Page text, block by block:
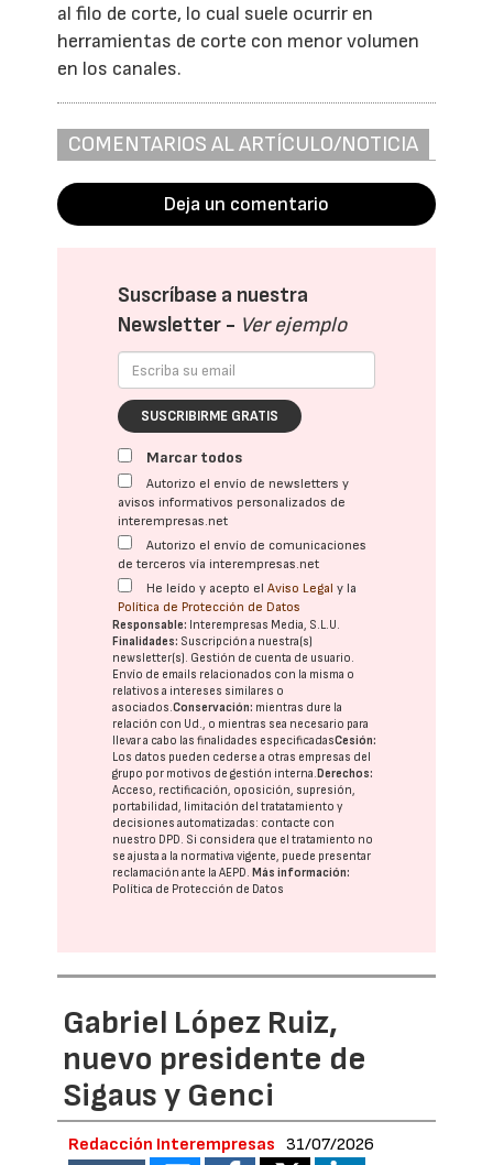
al filo de corte, lo cual suele ocurrir en
herramientas de corte con menor volumen
en los canales.
COMENTARIOS AL ARTÍCULO/NOTICIA
Deja un comentario
Suscríbase a nuestra
Newsletter - Ver ejemplo
SUSCRIBIRME GRATIS
Marcar todos
Autorizo el envío de newsletters y
avisos informativos personalizados de
interempresas.net
Autorizo el envío de comunicaciones
de terceros vía interempresas.net
He leído y acepto elAviso Legal y la
Política de Protección de Datos
Responsable: Interempresas Media, S.L.U.
Finalidades: Suscripción a nuestra(s)
newsletter(s). Gestión de cuenta de usuario.
Envío de emails relacionados con la misma o
relativos a intereses similares o
asociados.Conservación: mientras dure la
relación con Ud., o mientras sea necesario para
llevar a cabo las finalidades especificadasCesión:
Los datos pueden cederse a otras empresas del
grupo por motivos de gestión interna. Derechos:
Acceso, rectificación, oposición, supresión,
portabilidad, limitación del tratatamiento y
decisiones automatizadas: contacte con
nuestro DPD. Si considera que el tratamiento no
se ajusta a la normativa vigente, puede presentar
reclamación ante laAEPD. Más información:
Política de Protección de Datos
Gabriel López Ruiz,
nuevo presidente de
Sigaus y Genci
Redacción Interempresas 31/07/2026